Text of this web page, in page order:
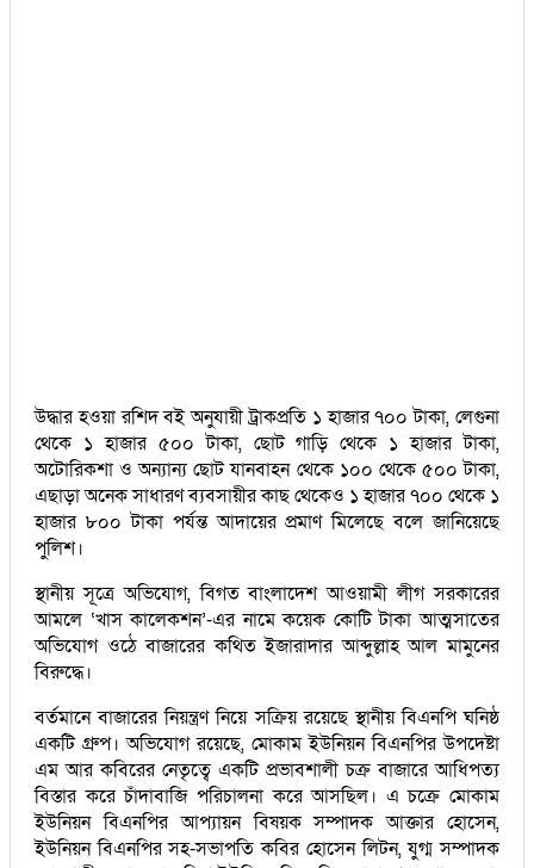
উদ্ধার হওয়া রশিদ বই অনুযায়ী ট্রাকপ্রতি ১ হাজার ৭০০ টাকা, লেগুনা
থেকে ১ হাজার ৫০০ টাকা, ছোট গাড়ি থেকে ১ হাজার টাকা,
অটোরিকশা ও অন্যান্য ছোট যানবাহন থেকে ১০০ থেকে ৫০০ টাকা,
এছাড়া অনেক সাধারণ ব্যবসায়ীর কাছ থেকেও ১ হাজার ৭০০ থেকে ১
হাজার ৮০০ টাকা পর্যন্ত আদায়ের প্রমাণ মিলেছে বলে জানিয়েছে
পুলিশ।
স্থানীয় সূত্রে অভিযোগ, বিগত বাংলাদেশ আওয়ামী লীগ সরকারের
আমলে ‘খাস কালেকশন’-এর নামে কয়েক কোটি টাকা আত্মসাতের
অভিযোগ ওঠে বাজারের কথিত ইজারাদার আব্দুল্লাহ আল মামুনের
বিরুদ্ধে।
বর্তমানে বাজারের নিয়ন্ত্রণ নিয়ে সক্রিয় রয়েছে স্থানীয় বিএনপি ঘনিষ্ঠ
একটি গ্রুপ। অভিযোগ রয়েছে, মোকাম ইউনিয়ন বিএনপির উপদেষ্টা
এম আর কবিরের নেতৃত্বে একটি প্রভাবশালী চক্র বাজারে আধিপত্য
বিস্তার করে চাঁদাবাজি পরিচালনা করে আসছিল। এ চক্রে মোকাম
ইউনিয়ন বিএনপির আপ্যায়ন বিষয়ক সম্পাদক আক্তার হোসেন,
ইউনিয়ন বিএনপির সহ-সভাপতি কবির হোসেন লিটন, যুগ্ম সম্পাদক